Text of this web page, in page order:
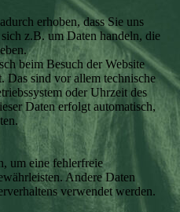
erhoben, dass Sie uns
z.B. um Daten handeln, die
beim Besuch der Website
Das sind vor allem technische
oder Uhrzeit des
Daten erfolgt automatisch,
um eine fehlerfreie
Andere Daten
verwendet werden.